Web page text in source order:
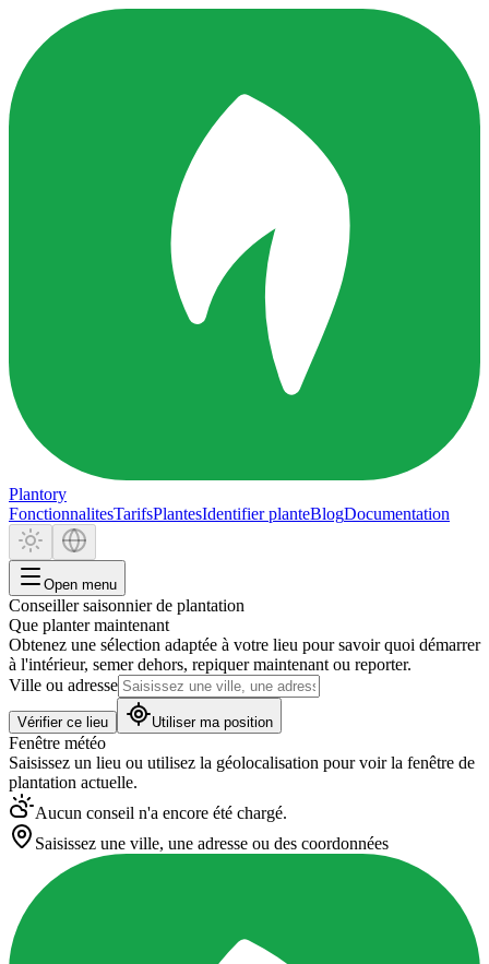
Plantory
FonctionnalitesTarifsPlantesIdentifier planteBlogDocumentation
Open menu
Conseiller saisonnier de plantation
Que planter maintenant
Obtenez une sélection adaptée à votre lieu pour savoir quoi démarrer
à l'intérieur, semer dehors, repiquer maintenant ou reporter.
Ville ou adresse
Vérifier ce lieu Utiliser ma position
Fenêtre météo
Saisissez un lieu ou utilisez la géolocalisation pour voir la fenêtre de
plantation actuelle.
Aucun conseil n'a encore été chargé.
Saisissez une ville, une adresse ou des coordonnées